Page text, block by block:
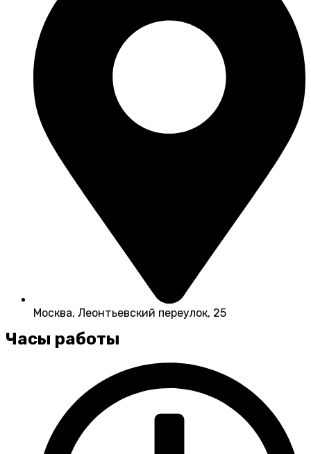
Москва, Леонтьевский переулок, 25
Часы работы